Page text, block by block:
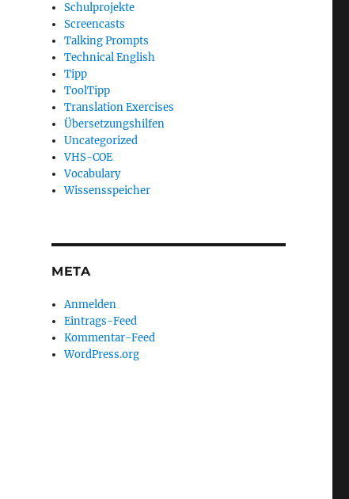
Schulprojekte
Screencasts
Talking Prompts
Technical English
Tipp
ToolTipp
Translation Exercises
Übersetzungshilfen
Uncategorized
VHS-COE
Vocabulary
Wissensspeicher
META
Anmelden
Eintrags-Feed
Kommentar-Feed
WordPress.org